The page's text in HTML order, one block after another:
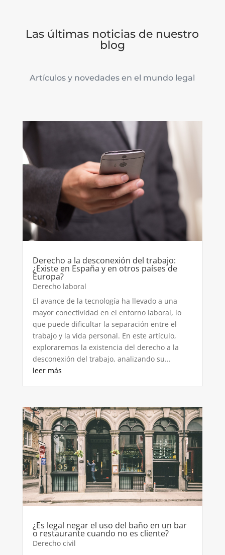
Las últimas noticias de nuestro
blog
Artículos y novedades en el mundo legal
Derecho a la desconexión del trabajo:
¿Existe en España y en otros países de
Europa?
Derecho laboral
El avance de la tecnología ha llevado a una
mayor conectividad en el entorno laboral, lo
que puede dificultar la separación entre el
trabajo y la vida personal. En este artículo,
exploraremos la existencia del derecho a la
desconexión del trabajo, analizando su...
leer más
¿Es legal negar el uso del baño en un bar
o restaurante cuando no es cliente?
Derecho civil